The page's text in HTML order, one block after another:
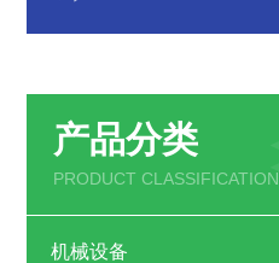
产品分类
PRODUCT CLASSIFICATION
机械设备